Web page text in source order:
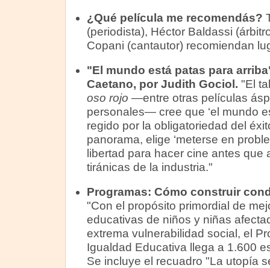
¿Qué película me recomendás?
(periodista), Héctor Baldassi
Copani (cantautor) recomiendan
"El mundo está patas para
Caetano, por Judith Gociol. "El
oso rojo —entre otras películas
personales— cree que ‘el mundo
regido por la obligatoriedad del
panorama, elige ‘meterse en
libertad para hacer cine antes que
tiránicas de la industria."
Programas: Cómo construir
"Con el propósito primordial de
educativas de niños y niñas
extrema vulnerabilidad social, el
Igualdad Educativa llega a 1.600
Se incluye el recuadro "La utopía